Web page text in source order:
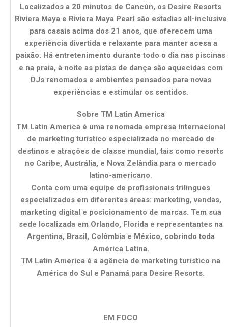
Localizados a 20 minutos de Cancún, os Desire Resorts
Riviera Maya e Riviera Maya Pearl são estadias all-inclusive
para casais acima dos 21 anos, que oferecem uma
experiência divertida e relaxante para manter acesa a
paixão. Há entretenimento durante todo o dia nas piscinas
e na praia, à noite as pistas de dança são aquecidas com
DJs renomados e ambientes pensados para novas
experiências e estimular os sentidos.
Sobre TM Latin America
TM Latin America é uma renomada empresa internacional
de marketing turístico especializada no mercado de
destinos e atrações de classe mundial, tais como resorts
no Caribe, Austrália, e Nova Zelândia para o mercado
latino-americano.
Conta com uma equipe de profissionais trilíngues
especializados em diferentes áreas: marketing, vendas,
marketing digital e posicionamento de marcas. Tem sua
sede localizada em Orlando, Florida e representantes na
Argentina, Brasil, Colômbia e México, cobrindo toda
América Latina.
TM Latin America é a agência de marketing turístico na
América do Sul e Panamá para Desire Resorts.
EM FOCO